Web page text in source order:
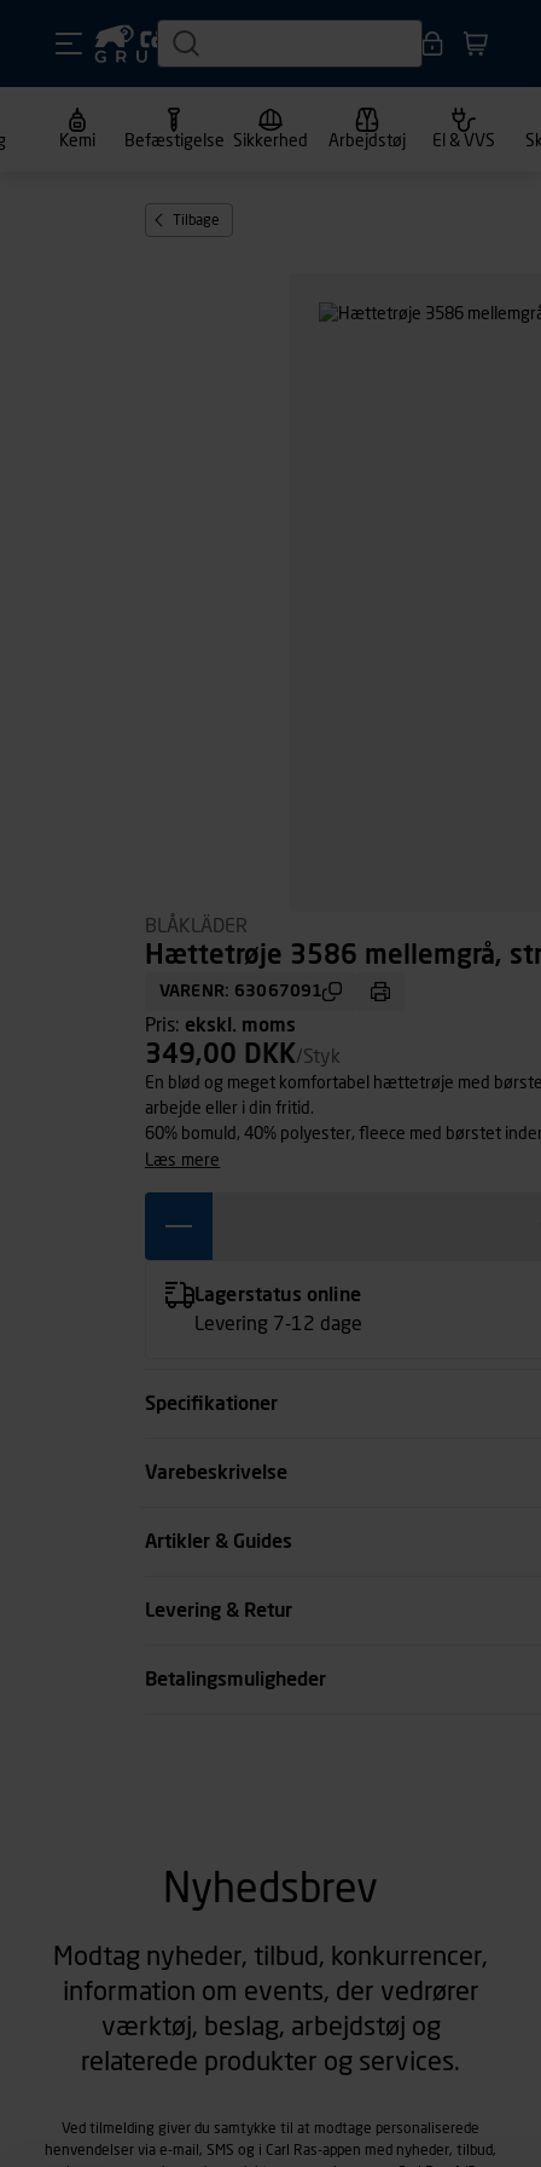
Kemi Befæstigelse Sikkerhed Arbejdstøj El & VVS
Tilbage
BLÅKLÄDER
Hættetrøje 3586 mellemgrå,
VARENR: 63067091
Pris: ekskl. moms
349,00 DKK/Styk
En blød og meget komfortabel hættetrøje med
arbejde eller i din fritid.
60% bomuld, 40% polyester, fleece med børstet
læs mere
Lagerstatus online
Levering 7-12 dage
Specifikationer
Størrelse
Varebeskrivelse
Artikler & Guides
Levering & Retur
Betalingsmuligheder
Nyhedsbrev
Modtag nyheder, tilbud, konkurrencer,
information om events, der vedrører
værktøj, beslag, arbejdstøj og
relaterede produkter og services.
Ved tilmelding giver du samtykke til at modtage personaliserede
henvendelser via e-mail, SMS og i Carl Ras-appen med nyheder, tilbud,